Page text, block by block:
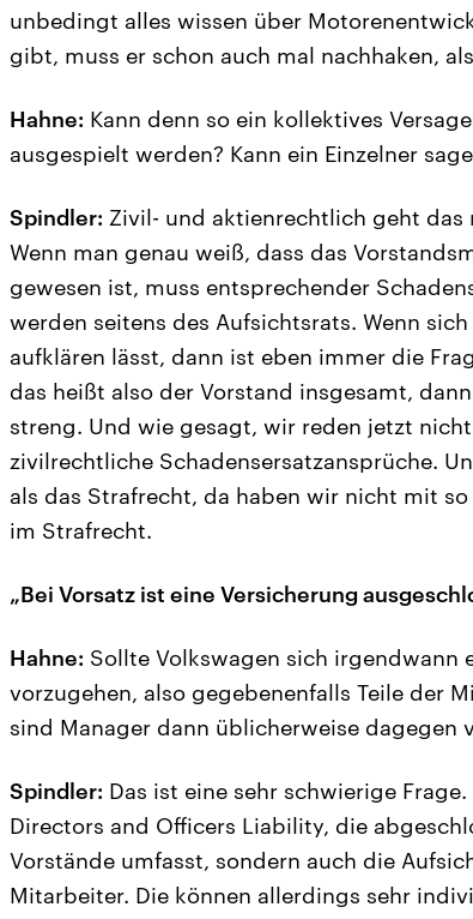
unbedingt alles wissen über
gibt, muss er schon auch mal nachhaken,
Hahne: Kann denn so ein kollektives
ausgespielt werden? Kann ein Einzelner
Spindler: Zivil- und aktienrechtlich geht
Wenn man genau weiß, dass das
gewesen ist, muss entsprechender
werden seitens des Aufsichtsrats. Wenn
aufklären lässt, dann ist eben immer die
das heißt also der Vorstand insgesamt,
streng. Und wie gesagt, wir reden jetzt
zivilrechtliche Schadensersatzansprüche.
als das Strafrecht, da haben wir nicht mit
im Strafrecht.
„Bei Vorsatz ist eine Versicherung
Hahne: Sollte Volkswagen sich irgendwann
vorzugehen, also gegebenenfalls Teile der
sind Manager dann üblicherweise dagegen
Spindler: Das ist eine sehr schwierige
Directors and Officers Liability, die
Vorstände umfasst, sondern auch die
Mitarbeiter. Die können allerdings sehr